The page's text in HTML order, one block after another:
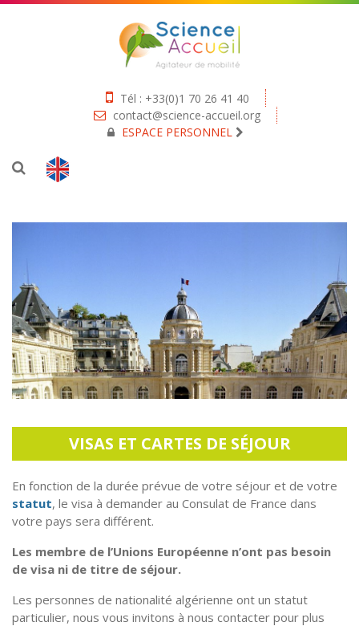
Tél : +33(0)1 70 26 41 40
contact@science-accueil.org
ESPACE PERSONNEL
VISAS ET CARTES DE SÉJOUR
En fonction de la durée prévue de votre séjour et de votre
statut, le visa à demander au Consulat de France dans
votre pays sera différent.
Les membre de l’Unions Européenne n’ont pas besoin
de visa ni de titre de séjour.
Les personnes de nationalité algérienne ont un statut
particulier, nous vous invitons à nous contacter pour plus